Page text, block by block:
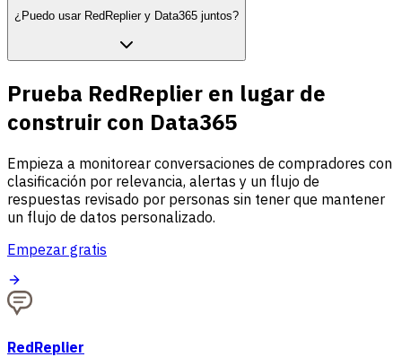
¿Puedo usar RedReplier y Data365 juntos?
Prueba RedReplier en lugar de
construir con Data365
Empieza a monitorear conversaciones de compradores con
clasificación por relevancia, alertas y un flujo de
respuestas revisado por personas sin tener que mantener
un flujo de datos personalizado.
Empezar gratis
RedReplier